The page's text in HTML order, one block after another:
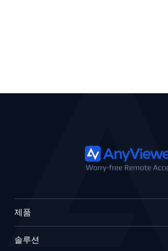
제품
솔루션